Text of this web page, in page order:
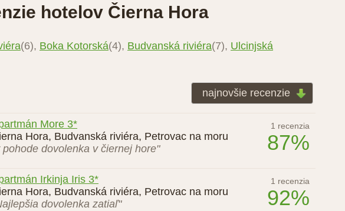
hotelov Čierna Hora
(6), Boka Kotorská(4), Budvanská riviéra(7), Ulcinjská
najnovšie recenzie
More 3*
Hora, Budvanská riviéra, Petrovac na moru
pohode dovolenka v čiernej hore"
1 recenzia
87%
Irkinja Iris 3*
Hora, Budvanská riviéra, Petrovac na moru
dovolenka zatiaľ"
1 recenzia
92%